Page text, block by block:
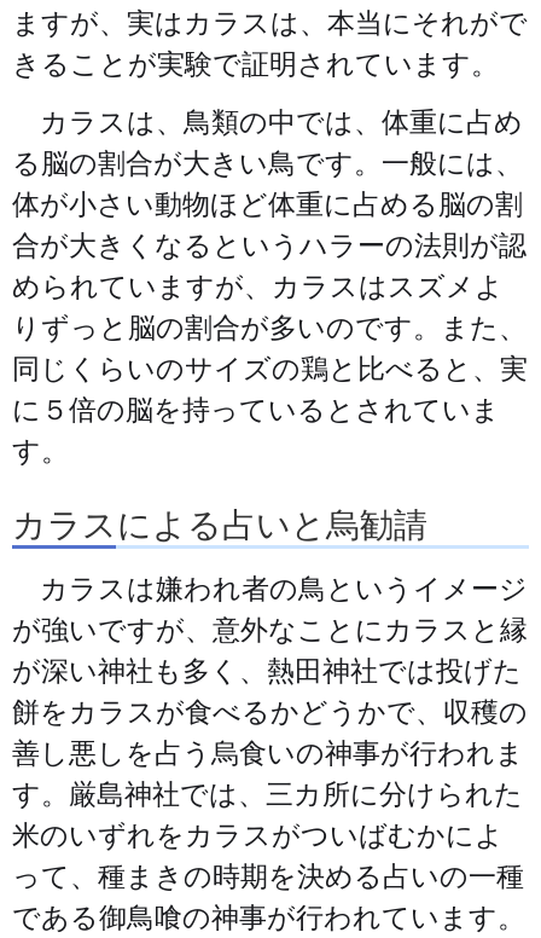
ますが、実はカラスは、本当にそれがで
きることが実験で証明されています。
カラスは、鳥類の中では、体重に占め
る脳の割合が大きい鳥です。一般には、
体が小さい動物ほど体重に占める脳の割
合が大きくなるというハラーの法則が認
められていますが、カラスはスズメよ
りずっと脳の割合が多いのです。また、
同じくらいのサイズの鶏と比べると、実
に５倍の脳を持っているとされていま
す。
カラスによる占いと烏勧請
カラスは嫌われ者の鳥というイメージ
が強いですが、意外なことにカラスと縁
が深い神社も多く、熱田神社では投げた
餅をカラスが食べるかどうかで、収穫の
善し悪しを占う烏食いの神事が行われま
す。厳島神社では、三カ所に分けられた
米のいずれをカラスがついばむかによ
って、種まきの時期を決める占いの一種
である御鳥喰の神事が行われています。